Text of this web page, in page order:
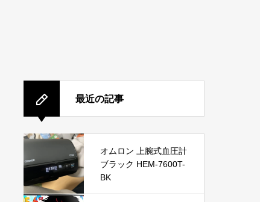
最近の記事
オムロン 上腕式血圧計
ブラック HEM-7600T-
BK